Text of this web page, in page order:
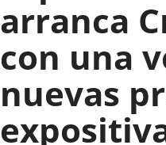
arranca
con una
nuevas